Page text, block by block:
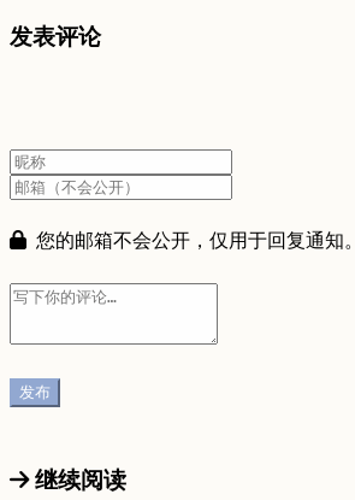
发表评论
您的邮箱不会公开，仅用于回复通知。
继续阅读